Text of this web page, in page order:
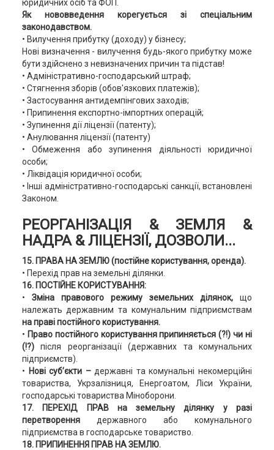
юридичних осіб та ФОП.
Як нововведення корегується зі спеціальним
законодавством.
• Вилучення прибутку (доходу) у бізнесу;
Нові визначення - вилучення будь-якого прибутку може
бути здійснено з невизначених причин та підстав!
• Адміністративно-господарський штраф;
• Стягнення зборів (обов'язкових платежів);
• Застосування антидемпінгових заходів;
• Припинення експортно-імпортних операцій;
• Зупинення дії ліцензії (патенту);
• Анулювання ліцензії (патенту)
• Обмеження або зупинення діяльності юридичної
особи;
• Ліквідація юридичної особи;
• Інші адміністративно-господарські санкції, встановлені
Законом.
РЕОРГАНІЗАЦІЯ & ЗЕМЛЯ &
НАДРА & ЛІЦЕНЗІЇ, ДОЗВОЛИ...
15. ПРАВА НА ЗЕМЛЮ (постійне користування, оренда).
• Перехід прав на земельні ділянки.
16. ПОСТІЙНЕ КОРИСТУВАННЯ:
• Зміна правового режиму земельних ділянок, що
належать державним та комунальним підприємствам
на праві постійного користування.
• Право постійного користування припиняється (?!) чи ні
(!?)після реорганізації (державних та комунальних
підприємств).
• Нові суб’єкти – державні та комунальні некомерційні
товариства, Укрзалізниця, Енергоатом, Ліси України,
господарські товариства Міноборони.
17. ПЕРЕХІД ПРАВ на земельну ділянку у разі
перетворення державного або комунального
підприємства в господарське товариство.
18. ПРИПИНЕННЯ ПРАВ НА ЗЕМЛЮ.